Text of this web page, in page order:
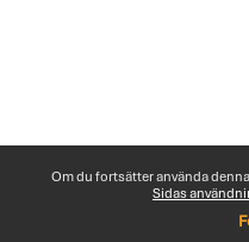
Om du fortsätter använda
Sidas